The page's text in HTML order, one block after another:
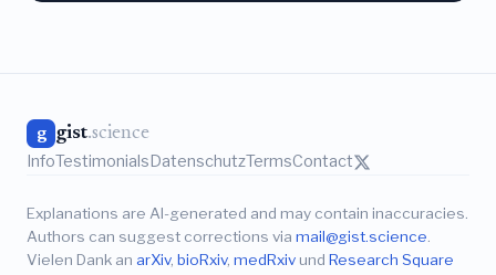
g gist.science
InfoTestimonialsDatenschutzTermsContact
Explanations are AI-generated and may contain inaccuracies.
Authors can suggest corrections via mail@gist.science
Vielen Dank an arXiv, bioRxiv, medRxiv und Research Square